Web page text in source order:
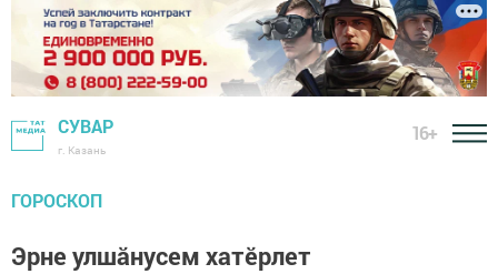
СУВАР
г. Казань
16+
ГОРОСКОП
Эрне улшăнусем хатӗрлет